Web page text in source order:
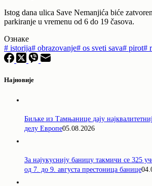
Istog dana ulica Save Nemanjića biće
parkiranje u vremenu od 6 do 19 časova.
Ознаке
# istorija# obrazovanje# os sveti sava# pirot#
Најновије
Биљке из Тамњанице дају
делу Европе05.08.2026
За најукуснију баницу такмичи се 325
од 7. до 9. августа престоница банице